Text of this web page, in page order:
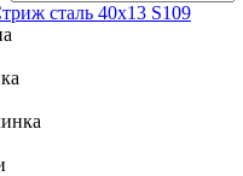
сталь 40х13 S109